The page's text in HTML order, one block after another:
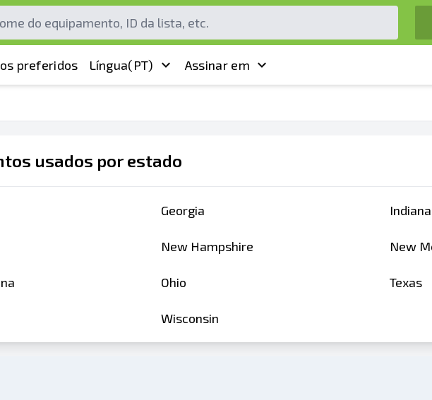
preferidos Língua(PT) Assinar em
usados por estado
Georgia Indiana
New Hampshire New
Ohio Texas
Wisconsin